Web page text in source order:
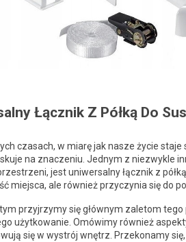
Łącznik Z Półką Do
czasach, w miarę jak nasze życie
na znaczeniu. Jednym z niezwykle
jest uniwersalny łącznik z
miejsca, ale również przyczynia się do
przyjrzymy się głównym zaletom
użytkowanie. Omówimy również
się w wystrój wnętrz. Przekonamy